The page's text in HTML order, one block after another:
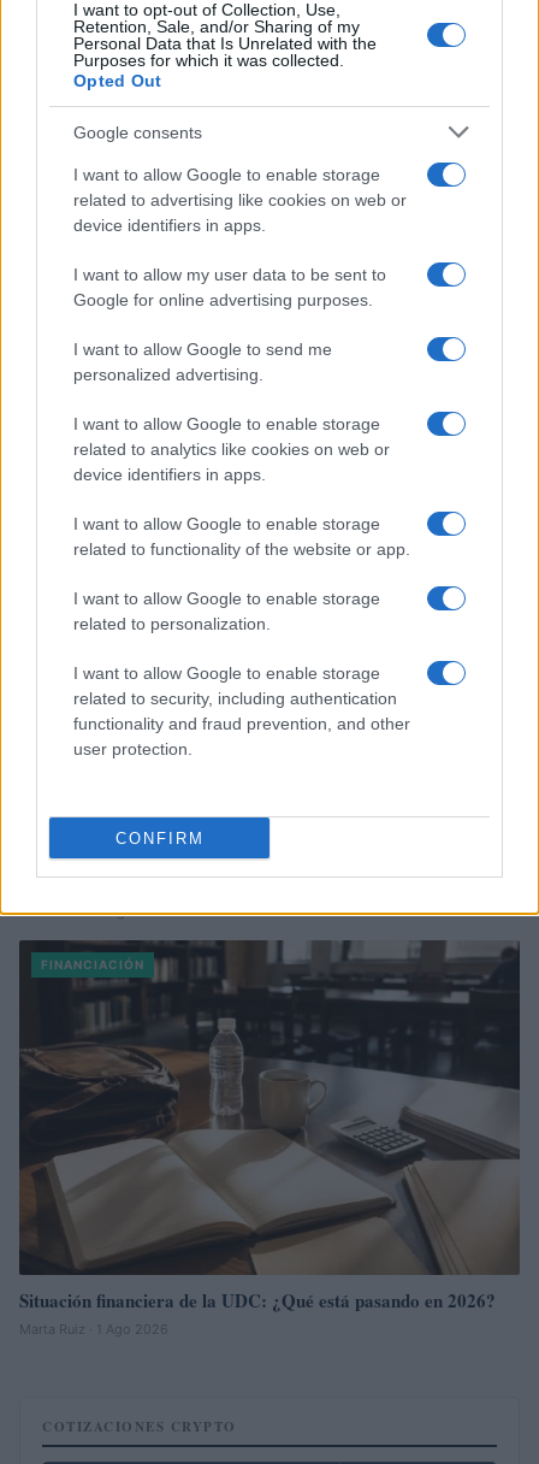
I want to opt-out of Collection, Use,
Retention, Sale, and/or Sharing of my
Personal Data that Is Unrelated with the
Purposes for which it was collected.
Opted Out
Google consents
I want to allow Google to enable storage
related to advertising like cookies on web or
device identifiers in apps.
I want to allow my user data to be sent to
Google for online advertising purposes.
I want to allow Google to send me
personalized advertising.
I want to allow Google to enable storage
related to analytics like cookies on web or
device identifiers in apps.
I want to allow Google to enable storage
related to functionality of the website or app.
I want to allow Google to enable storage
related to personalization.
I want to allow Google to enable storage
related to security, including authentication
functionality and fraud prevention, and other
user protection.
CONFIRM
Sigue leyendo
FINANCIACIÓN
Guía para comparar créditos: TIN, TAE y comisiones
explicadas
Marta Ruiz · 8 Ago 2026
FINANCIACIÓN
Fondos europeos impulsan crecimiento laboral y económico en
el País Vasco
Marta Ruiz · 3 Ago 2026
FINANCIACIÓN
Situación financiera de la UDC: ¿Qué está pasando en 2026?
Marta Ruiz · 1 Ago 2026
COTIZACIONES CRYPTO